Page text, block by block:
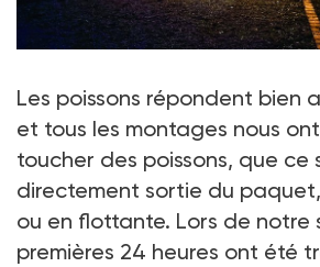
Crédit photo : Laurent Fougeras
Les poissons répondent bien
et tous les montages nous
toucher des poissons, que ce
directement sortie du
ou en flottante. Lors de notre
premières 24 heures ont été